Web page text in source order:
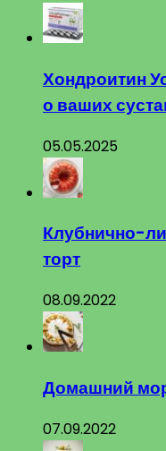
Хондроитин
о ваших
05.05.2025
Клубнично-
торт
08.09.2022
Домашний
07.09.2022